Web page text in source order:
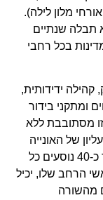
20,000 אנשי צוות במשרה מלאה ו-10,000 אורחי מלון לילה).
תבלה שנתיים
בכל רחבי
קהילה ידידותית,
ומתקני בידור
מסתובבת ללא
של האונייה
ישרת מטוסים מסחריים פרטיים וקטנים (עד כ-40 נוסעים כל
הרחב שלו, יכיל
מהשורה